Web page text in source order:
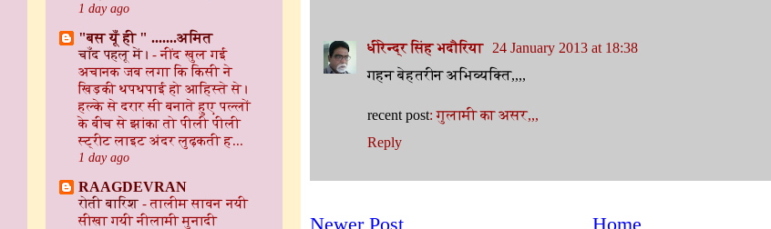
धीरेन्द्र सिंह भदौरिया 24 January 2013 at 18:38
गहन बेहतरीन अभिव्यक्ति,,,,
recent post: गुलामी का असर,,,
Reply
Newer Post Home
1 day ago
"बस यूँ ही " .......अमित
चाँद पहलू में। -नींद खुल गई
अचानक जब लगा कि किसी ने
खिड़की थपथपाई हो आहिस्ते से।
हल्के से दरार सी बनाते हुए पल्लों
के बीच से झांका तो पीली पीली
स्ट्रीट लाइट अंदर लुढ़कती ह...
1 day ago
RAAGDEVRAN
रोती बारिश-तालीम सावन नयी
सीखा गयी नीलामी मुनादी